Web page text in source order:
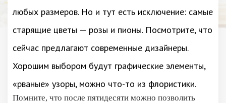
любых размеров. Но и тут есть исключение: самые
старящие цветы — розы и пионы. Посмотрите, что
сейчас предлагают современные дизайнеры.
Хорошим выбором будут графические элементы,
«рваные» узоры, можно что-то из флористики.
Помните, что после пятидесяти можно позволить